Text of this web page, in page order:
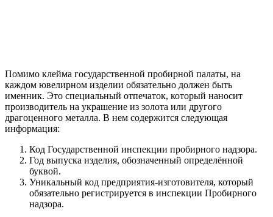
Помимо клейма государственной пробирной палаты, на
каждом ювелирном изделии обязательно должен быть
именник. Это специальный отпечаток, который наносит
производитель на украшение из золота или другого
драгоценного металла. В нем содержится следующая
информация:
Код Государственной инспекции пробирного надзора.
Год выпуска изделия, обозначенный определённой
буквой.
Уникальный код предприятия-изготовителя, который
обязательно регистрируется в инспекции Пробирного
надзора.